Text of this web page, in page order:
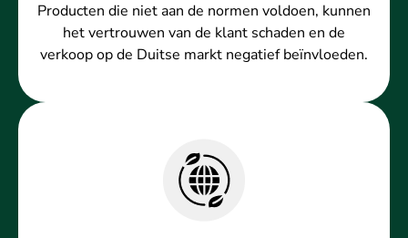
Producten die niet aan de normen voldoen, kunnen
het vertrouwen van de klant schaden en de
verkoop op de Duitse markt negatief beïnvloeden.